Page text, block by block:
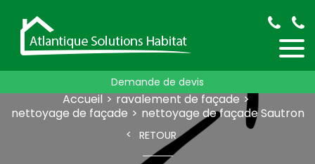
Demande de devis
Accueil
ravalement de façade
nettoyage de façade
nettoyage de façade Sautron
RETOUR